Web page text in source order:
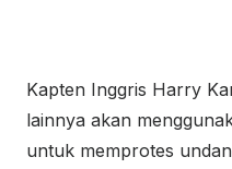
Kapten Inggris Harry
lainnya akan
untuk memprotes